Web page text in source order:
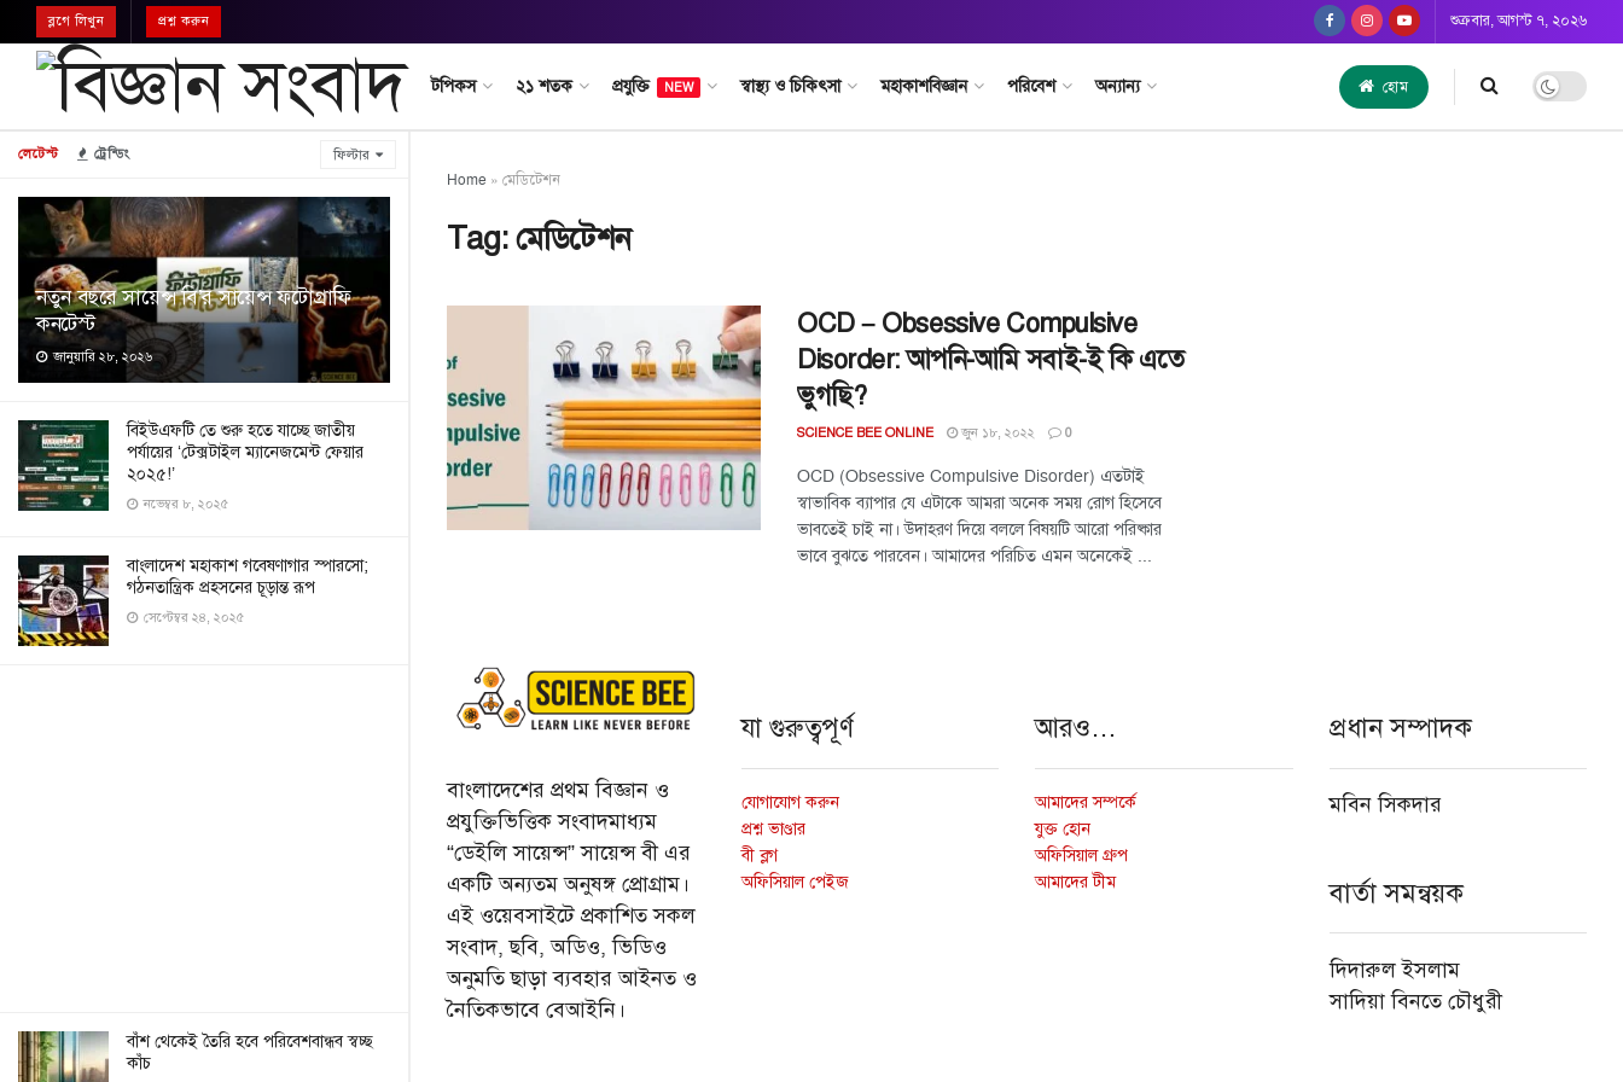
লেটেস্ট ট্রেন্ডিং ফিল্টার
নতুন বছরে সায়েন্স বি’র সায়েন্স ফটোগ্রাফি
কনটেস্ট
জানুয়ারি ২৮, ২০২৬
বিইউএফটি তে শুরু হতে যাচ্ছে জাতীয়
পর্যায়ের ‘টেক্সটাইল ম্যানেজমেন্ট ফেয়ার
২০২৫!’
নভেম্বর ৮, ২০২৫
বাংলাদেশ মহাকাশ গবেষণাগার স্পারসো;
গঠনতান্ত্রিক প্রহসনের চূড়ান্ত রূপ
সেপ্টেম্বর ২৪, ২০২৫
বাঁশ থেকেই তৈরি হবে পরিবেশবান্ধব স্বচ্ছ
কাঁচ
ব্লগে লিখুন প্রশ্ন করুন শুক্রবার, আগস্ট ৭, ২০২৬
টপিকস ২১ শতক প্রযুক্তি NEW স্বাস্থ্য ও চিকিৎসা মহাকাশবিজ্ঞান পরিবেশ অন্যান্য হোম
Home » মেডিটেশন
Tag:মেডিটেশন
OCD – Obsessive Compulsive
Disorder: আপনি-আমি সবাই-ই কি এতে
ভুগছি?
SCIENCE BEE ONLINE জুন ১৮, ২০২২ 0
OCD (Obsessive Compulsive Disorder) এতটাই
স্বাভাবিক ব্যাপার যে এটাকে আমরা অনেক সময় রোগ হিসেবে
ভাবতেই চাই না। উদাহরণ দিয়ে বললে বিষয়টি আরো পরিষ্কার
ভাবে বুঝতে পারবেন। আমাদের পরিচিত এমন অনেকেই ...
বাংলাদেশের প্রথম বিজ্ঞান ও
প্রযুক্তিভিত্তিক সংবাদমাধ্যম
“ডেইলি সায়েন্স” সায়েন্স বী এর
একটি অন্যতম অনুষঙ্গ প্রোগ্রাম।
এই ওয়েবসাইটে প্রকাশিত সকল
সংবাদ, ছবি, অডিও, ভিডিও
অনুমতি ছাড়া ব্যবহার আইনত ও
নৈতিকভাবে বেআইনি।
যা গুরুত্বপূর্ণ
যোগাযোগ করুন
প্রশ্ন ভাণ্ডার
বী ব্লগ
অফিসিয়াল পেইজ
আরও…
আমাদের সম্পর্কে
যুক্ত হোন
অফিসিয়াল গ্রুপ
আমাদের টীম
প্রধান সম্পাদক
মবিন সিকদার
বার্তা সমন্বয়ক
দিদারুল ইসলাম
সাদিয়া বিনতে চৌধুরী